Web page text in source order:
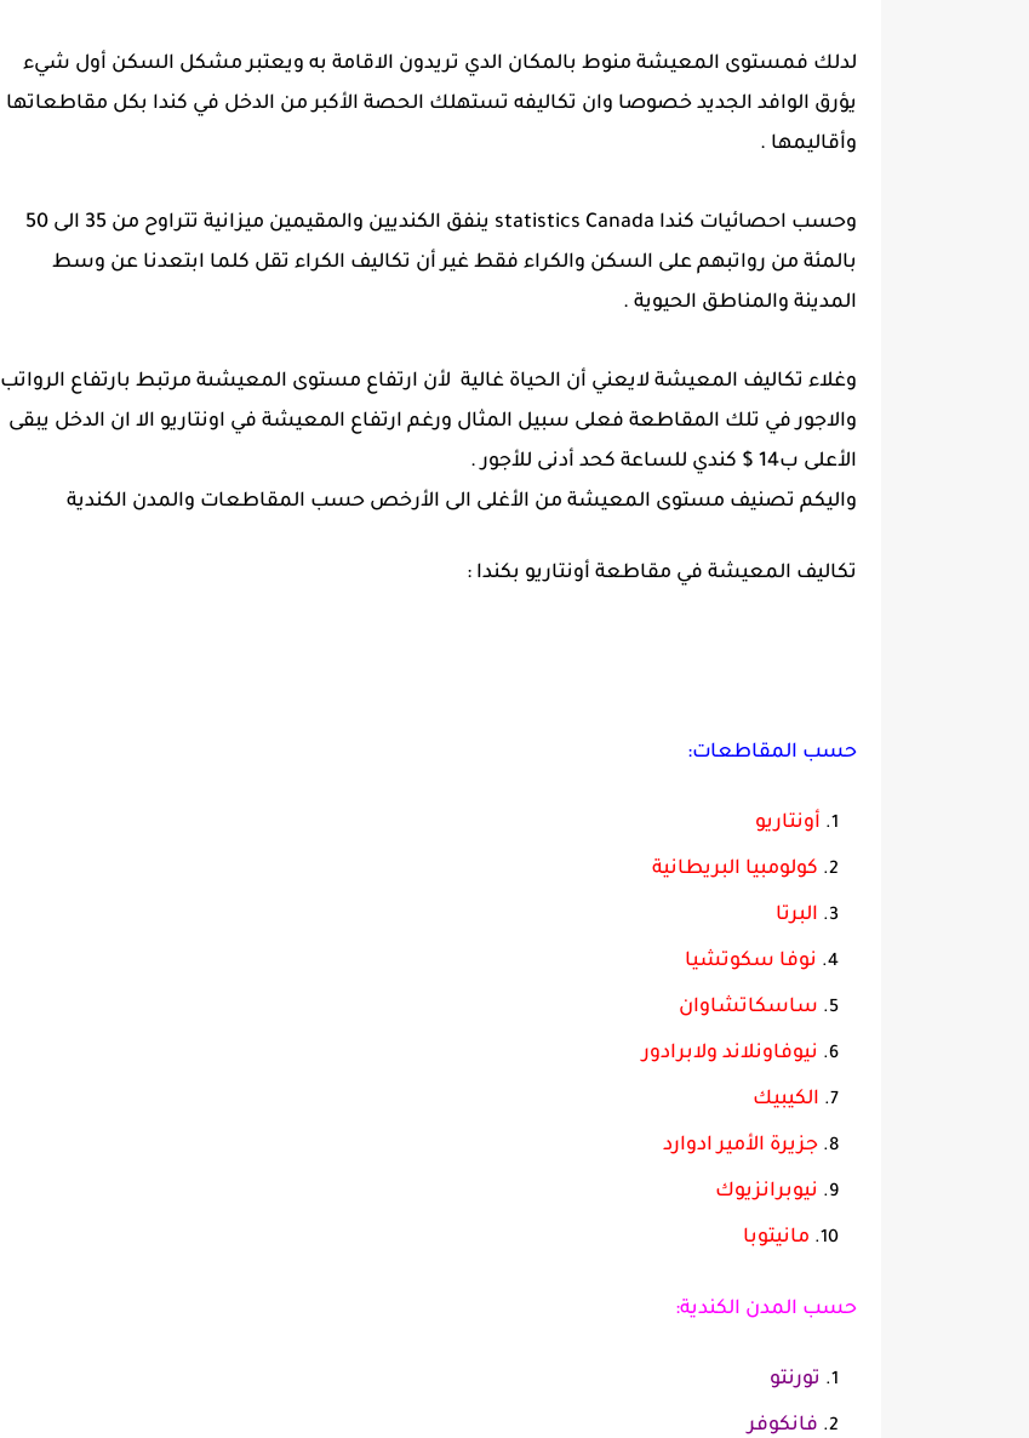
لدلك فمستوى المعيشة منوط بالمكان الدي تريدون الاقامة به ويعتبر مشكل السكن أول شيء
يؤرق الوافد الجديد خصوصا وان تكاليفه تستهلك الحصة الأكبر من الدخل في كندا بكل مقاطعاتها
وأقاليمها .
وحسب احصائيات كندا statistics Canada ينفق الكنديين والمقيمين ميزانية تتراوح من 35 الى 50
بالمئة من رواتبهم على السكن والكراء فقط غير أن تكاليف الكراء تقل كلما ابتعدنا عن وسط
المدينة والمناطق الحيوية .
وغلاء تكاليف المعيشة لايعني أن الحياة غالية لأن ارتفاع مستوى المعيشىة مرتبط بارتفاع الرواتب
والاجور في تلك المقاطعة فعلى سبيل المثال ورغم ارتفاع المعيشة في اونتاريو الا ان الدخل يبقى
الأعلى ب14 $ كندي للساعة كحد أدنى للأجور .
واليكم تصنيف مستوى المعيشة من الأغلى الى الأرخص حسب المقاطعات والمدن الكندية
تكاليف المعيشة في مقاطعة أونتاريو بكندا :
حسب المقاطعات:
أونتاريو
كولومبيا البريطانية
البرتا
نوفا سكوتشيا
ساسكاتشاوان
نيوفاونلاند ولابرادور
الكيبيك
جزيرة الأمير ادوارد
نيوبرانزيوك
مانيتوبا
حسب المدن الكندية:
تورنتو
فانكوفر